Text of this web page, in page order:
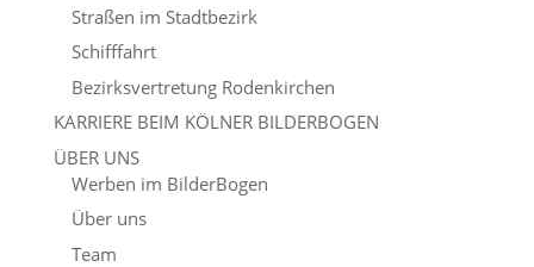
Straßen im Stadtbezirk
Schifffahrt
Bezirksvertretung Rodenkirchen
KARRIERE BEIM KÖLNER BILDERBOGEN
ÜBER UNS
Werben im BilderBogen
Über uns
Team